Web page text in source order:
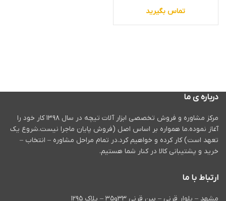
تماس بگیرید
درباره ی ما
مرکز مشاوره و فروش تخصصی ابزار آلات تیچه در سال ۱۳۹۸ کار خود را
آغاز نموده.ما همواره بر اساس اصل (فروش پایان ماجرا نیست.شروع یک
تعهد است) کار کرده و خواهیم کرد.در تمام مراحل مشاوره – انتخاب –
خرید و پشتیبانی کالا در کنار شما هستیم.
ارتباط با ما
مشهد – بلوار قرنی – بین قرنی ۳۳و۳۵ – پلاک ۱۲۹۵